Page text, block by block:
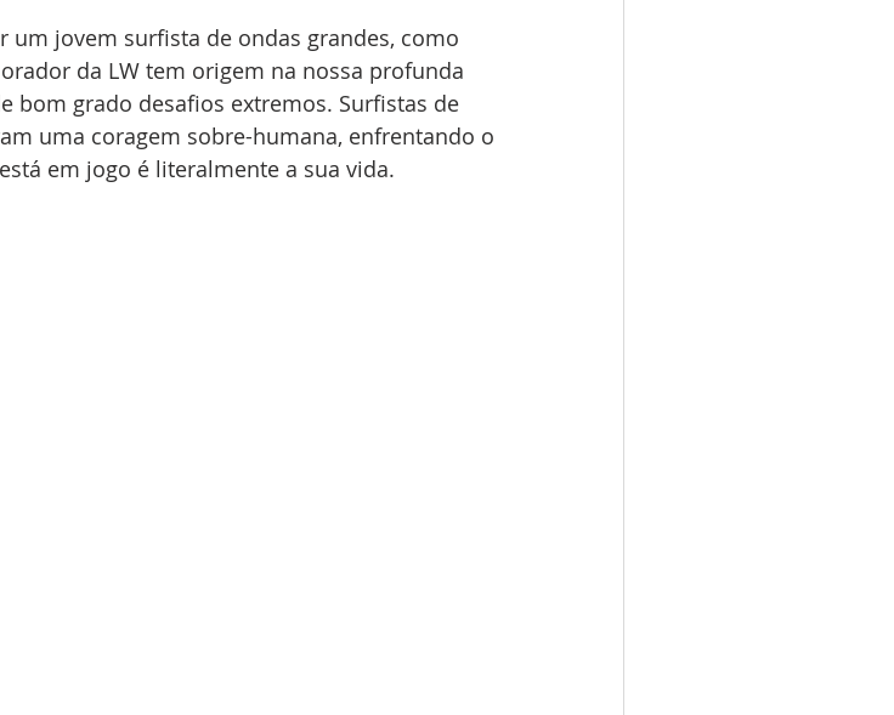
um jovem surfista de ondas grandes, como
da LW tem origem na nossa profunda
bom grado desafios extremos. Surfistas de
uma coragem sobre-humana, enfrentando o
em jogo é literalmente a sua vida.